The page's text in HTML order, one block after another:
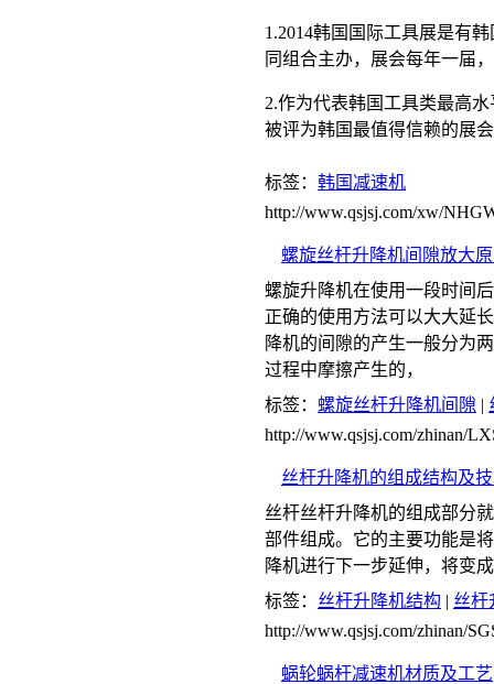
1.2014韩国国际工具展是有
同组合主办，展会每年一届
2.作为代表韩国工具类最高
被评为韩国最值得信赖的展
标签： 韩国减速机
http://www.qsjsj.com/xw/
螺旋丝杆升降机间隙放大
螺旋升降机在使用一段时间
正确的使用方法可以大大延
降机的间隙的产生一般分为
过程中摩擦产生的，
标签： 螺旋丝杆升降机间隙 |
http://www.qsjsj.com/zhinan/
丝杆升降机的组成结构及
丝杆丝杆升降机的组成部分
部件组成。它的主要功能是
降机进行下一步延伸，将变
标签： 丝杆升降机结构 | 丝杆
http://www.qsjsj.com/zhinan/
蜗轮蜗杆减速机材质及工艺